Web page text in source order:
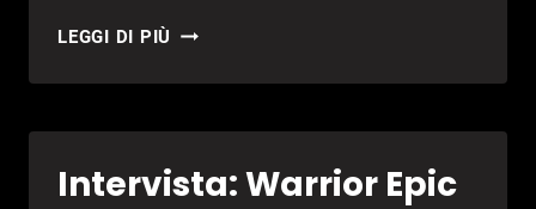
LEGGI DI PIÙ INTERVISTA:
ONLINE
Intervista: Warrior Epic